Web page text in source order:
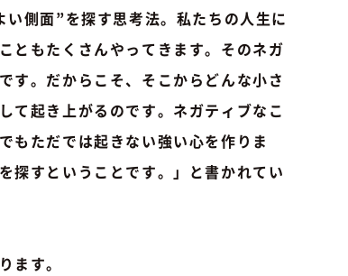
側面”を探す思考法。私たちの人生に
ともたくさんやってきます。そのネガ
す。だからこそ、そこからどんな小さ
て起き上がるのです。ネガティブなこ
もただでは起きない強い心を作りま
探すということです。」と書かれてい
ます。